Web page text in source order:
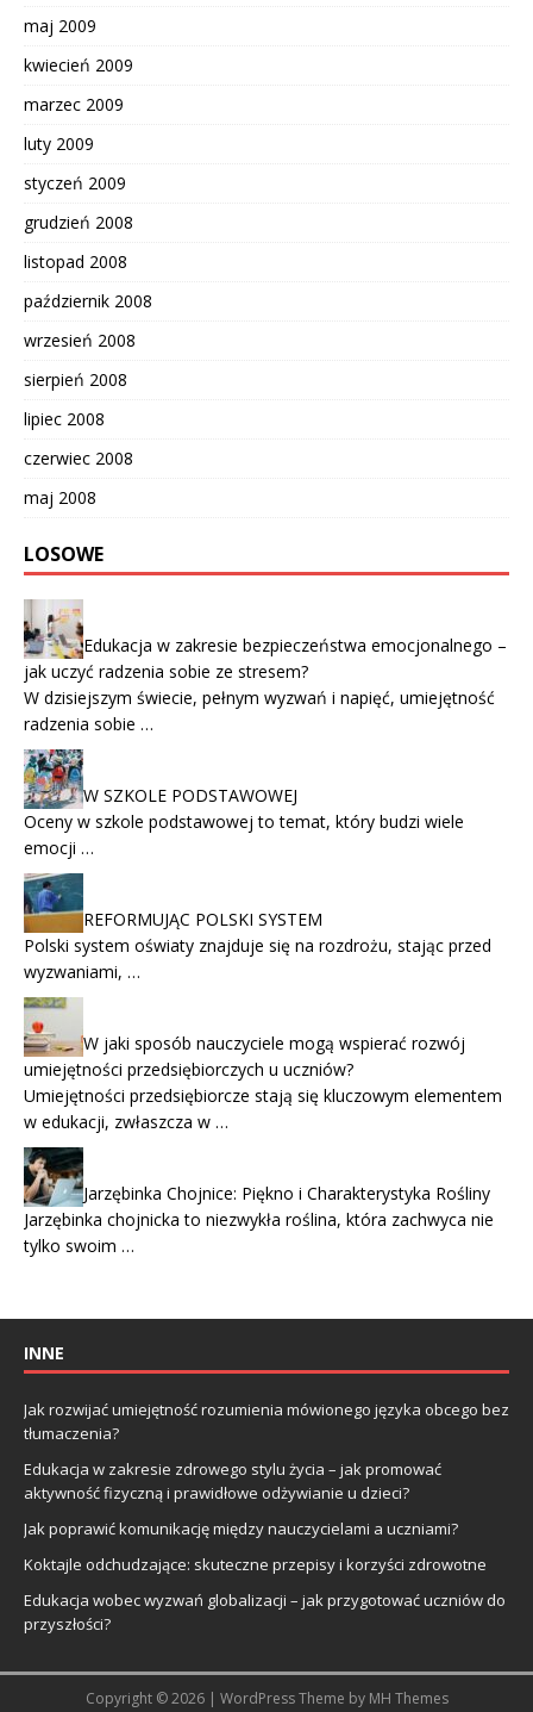
maj 2009
kwiecień 2009
marzec 2009
luty 2009
styczeń 2009
grudzień 2008
listopad 2008
październik 2008
wrzesień 2008
sierpień 2008
lipiec 2008
czerwiec 2008
maj 2008
LOSOWE
Edukacja w zakresie bezpieczeństwa emocjonalnego –
jak uczyć radzenia sobie ze stresem?
W dzisiejszym świecie, pełnym wyzwań i napięć, umiejętność
radzenia sobie …
W SZKOLE PODSTAWOWEJ
Oceny w szkole podstawowej to temat, który budzi wiele
emocji …
REFORMUJĄC POLSKI SYSTEM
Polski system oświaty znajduje się na rozdrożu, stając przed
wyzwaniami, …
W jaki sposób nauczyciele mogą wspierać rozwój
umiejętności przedsiębiorczych u uczniów?
Umiejętności przedsiębiorcze stają się kluczowym elementem
w edukacji, zwłaszcza w …
Jarzębinka Chojnice: Piękno i Charakterystyka Rośliny
Jarzębinka chojnicka to niezwykła roślina, która zachwyca nie
tylko swoim …
INNE
Jak rozwijać umiejętność rozumienia mówionego języka obcego bez
tłumaczenia?
Edukacja w zakresie zdrowego stylu życia – jak promować
aktywność fizyczną i prawidłowe odżywianie u dzieci?
Jak poprawić komunikację między nauczycielami a uczniami?
Koktajle odchudzające: skuteczne przepisy i korzyści zdrowotne
Edukacja wobec wyzwań globalizacji – jak przygotować uczniów do
przyszłości?
Copyright © 2026 | WordPress Theme by MH Themes